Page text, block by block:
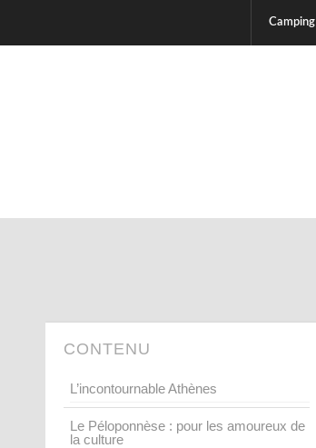
Camping
CONTENU
L’incontournable Athènes
Le Péloponnèse : pour les amoureux de
la culture